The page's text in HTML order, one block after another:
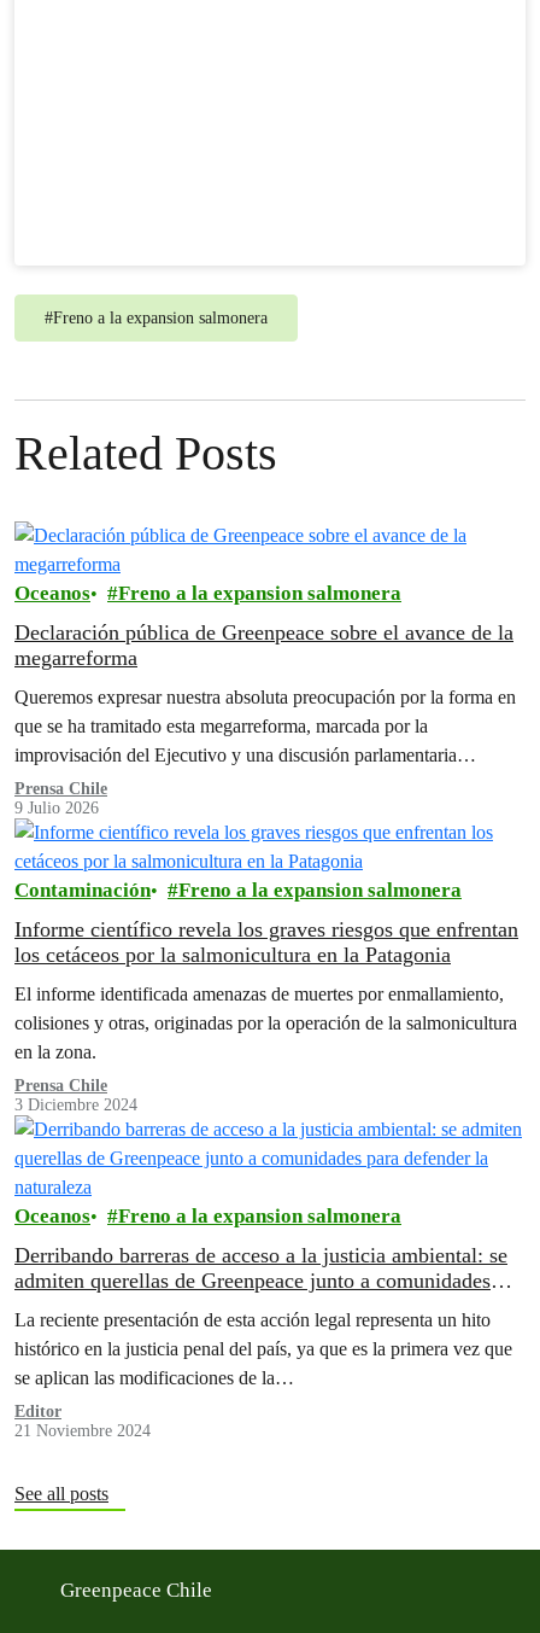
#Freno a la expansion salmonera
Related Posts
Oceanos Freno a la expansion salmonera
Declaración pública de Greenpeace sobre el avance de la
megarreforma
Queremos expresar nuestra absoluta preocupación por la forma en
que se ha tramitado esta megarreforma, marcada por la
improvisación del Ejecutivo y una discusión parlamentaria
acelerada, realizada bajo…
Prensa Chile
9 Julio 2026
Contaminación Freno a la expansion salmonera
Informe científico revela los graves riesgos que enfrentan
los cetáceos por la salmonicultura en la Patagonia
El informe identificada amenazas de muertes por enmallamiento,
colisiones y otras, originadas por la operación de la salmonicultura
en la zona.
Prensa Chile
3 Diciembre 2024
Oceanos Freno a la expansion salmonera
Derribando barreras de acceso a la justicia ambiental: se
admiten querellas de Greenpeace junto a comunidades
para defender la naturaleza
La reciente presentación de esta acción legal representa un hito
histórico en la justicia penal del país, ya que es la primera vez que
se aplican las modificaciones de la…
Editor
21 Noviembre 2024
See all posts
Greenpeace Chile